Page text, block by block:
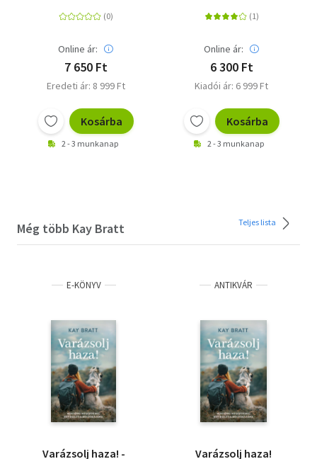
Online ár:
7 650 Ft
Eredeti ár: 8 999 Ft
Kosárba
2 - 3 munkanap
Online ár:
6 300 Ft
Kiadói ár: 6 999 Ft
Kosárba
2 - 3 munkanap
Még több Kay Bratt Teljes lista
E-KÖNYV
Varázsolj haza! -
ANTIKVÁR
Varázsolj haza!